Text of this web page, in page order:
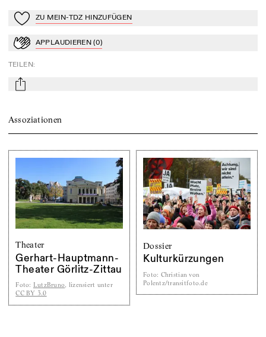
Zu Mein-TdZ hinzufügen
ZU MEIN-TDZ HINZUFÜGEN
ApplaudierenAPPLAUDIEREN (0)
TEILEN:
mail
Assoziationen
Theater
Gerhart-Hauptmann-
Theater Görlitz-Zittau
Foto: LutzBruno, lizensiert unter
CC BY 3.0
Dossier
Kulturkürzungen
Foto: Christian von
Polentz/transitfoto.de